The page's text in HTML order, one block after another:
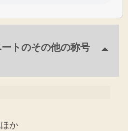
トのその他の称号
か